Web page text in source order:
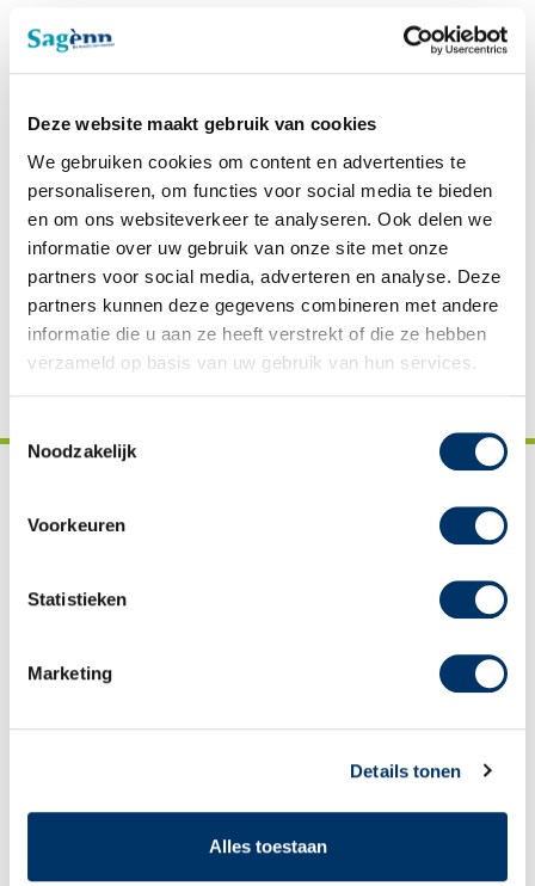
Deze website maakt gebruik van cookies
We gebruiken cookies om content en advertenties te
personaliseren, om functies voor social media te bieden
en om ons websiteverkeer te analyseren. Ook delen we
informatie over uw gebruik van onze site met onze
partners voor social media, adverteren en analyse. Deze
partners kunnen deze gegevens combineren met andere
informatie die u aan ze heeft verstrekt of die ze hebben
verzameld op basis van uw gebruik van hun services.
Noodzakelijk
Voorkeuren
Statistieken
Marketing
Details tonen
Alles toestaan
Direct aanmelden
Bel mij terug
Cursussen
Prijzen
Reviews
Downloads
Vacatures